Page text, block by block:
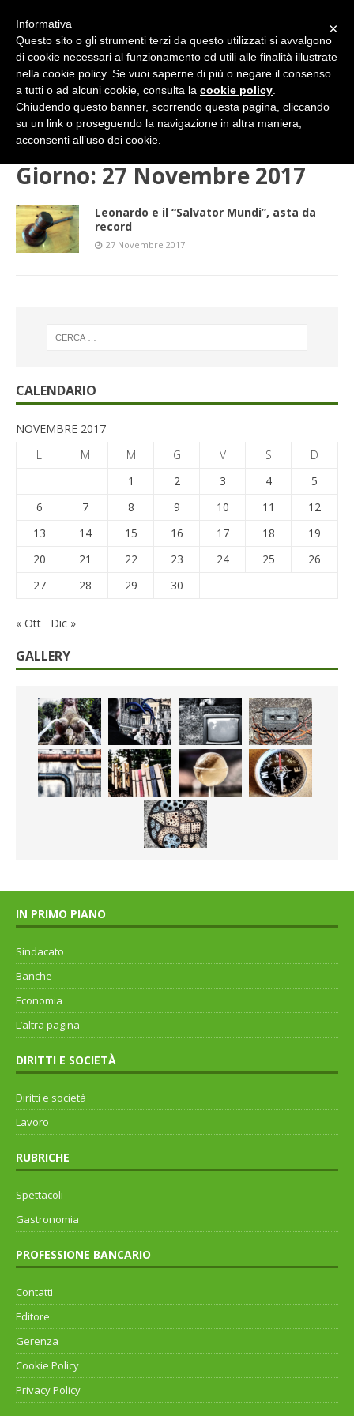
2017 NOVEMBRE
Giorno: 27 Novembre 2017
Leonardo e il “Salvator Mundi”, asta da
record
27 Novembre 2017
CALENDARIO
NOVEMBRE 2017
L
M M G V S
D
1
2 3 4
5
6
7 8 9 10 11
12
13
14 15 16 17 18
19
20
21 22 23 24 25
26
27
28 29 30
« Ott Dic »
GALLERY
IN PRIMO PIANO
Sindacato
Banche
Economia
L’altra pagina
DIRITTI E SOCIETÀ
Diritti e società
Lavoro
RUBRICHE
Spettacoli
Gastronomia
PROFESSIONE BANCARIO
Contatti
Editore
Gerenza
Cookie Policy
Privacy Policy
×
Informativa
Questo sito o gli strumenti terzi da questo utilizzati si avvalgono
di cookie necessari al funzionamento ed utili alle finalità illustrate
nella cookie policy. Se vuoi saperne di più o negare il consenso
a tutti o ad alcuni cookie, consulta la cookie policy
Chiudendo questo banner, scorrendo questa pagina, cliccando
su un link o proseguendo la navigazione in altra maniera,
acconsenti all’uso dei cookie.